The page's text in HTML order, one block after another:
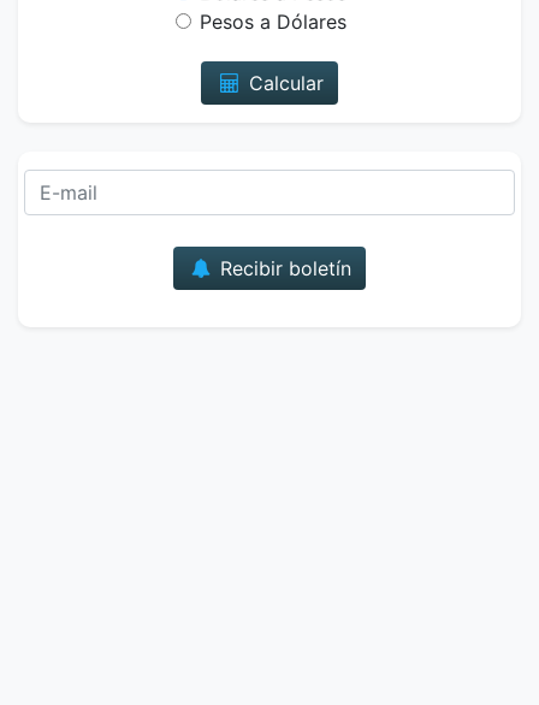
Pesos a Dólares
Calcular
Recibir boletín